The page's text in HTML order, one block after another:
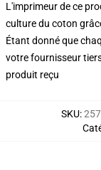
L'imprimeur de ce
culture du coton
Étant donné que
votre fournisseur
produit reçu
SKU: